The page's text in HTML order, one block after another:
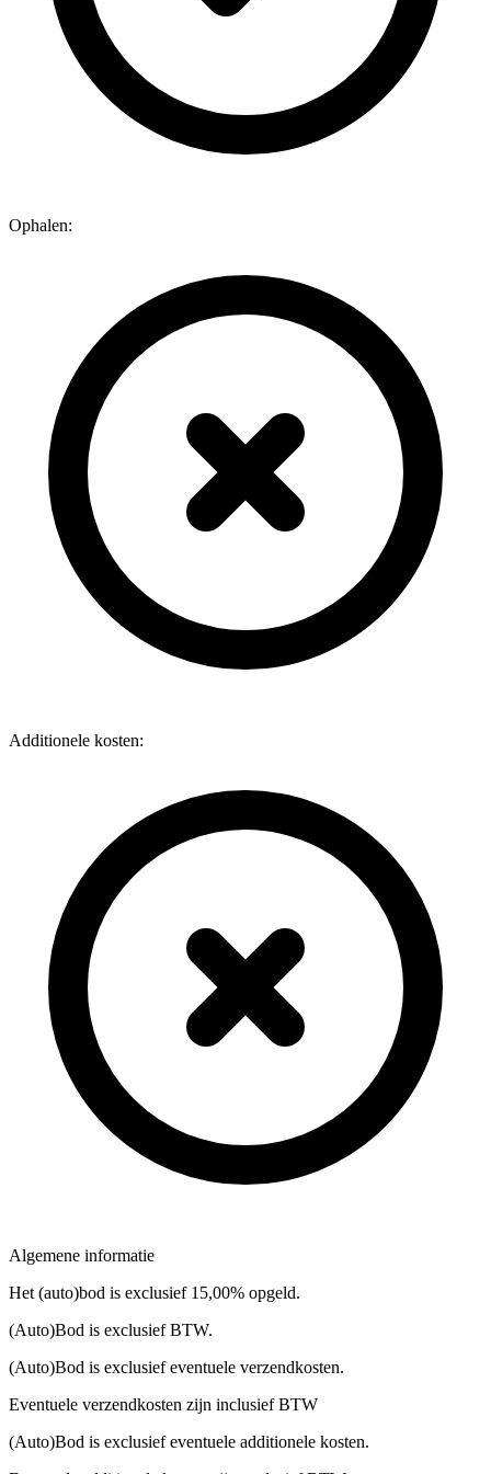
Ophalen:
Additionele kosten:
Algemene informatie
Het (auto)bod is exclusief 15,00% opgeld.
(Auto)Bod is exclusief BTW.
(Auto)Bod is exclusief eventuele verzendkosten.
Eventuele verzendkosten zijn inclusief BTW
(Auto)Bod is exclusief eventuele additionele kosten.